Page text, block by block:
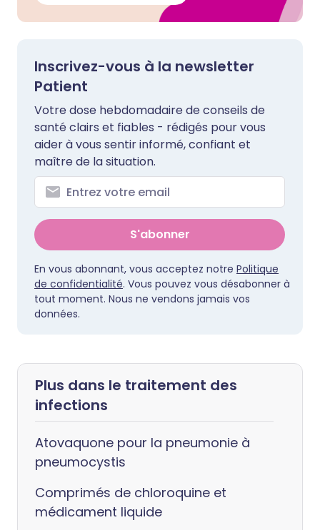
Inscrivez-vous à la newsletter
Patient
Votre dose hebdomadaire de conseils de
santé clairs et fiables - rédigés pour vous
aider à vous sentir informé, confiant et
maître de la situation.
S'abonner
En vous abonnant, vous acceptez notre Politique
de confidentialité. Vous pouvez vous désabonner à
tout moment. Nous ne vendons jamais vos
données.
Plus dans le traitement des
infections
Atovaquone pour la pneumonie à
pneumocystis
Comprimés de chloroquine et
médicament liquide